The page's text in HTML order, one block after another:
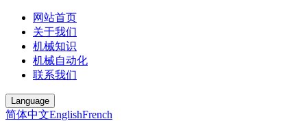
网站首页
关于我们
机械知识
机械自动化
联系我们
Language
简体中文EnglishFrench